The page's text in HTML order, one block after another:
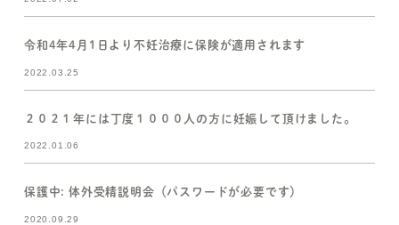
令和4年4月1日より不妊治療に保険が適用されます
2022.03.25
２０２１年には丁度１０００人の方に妊娠して頂けました。
2022.01.06
保護中: 体外受精説明会（パスワードが必要です）
2020.09.29